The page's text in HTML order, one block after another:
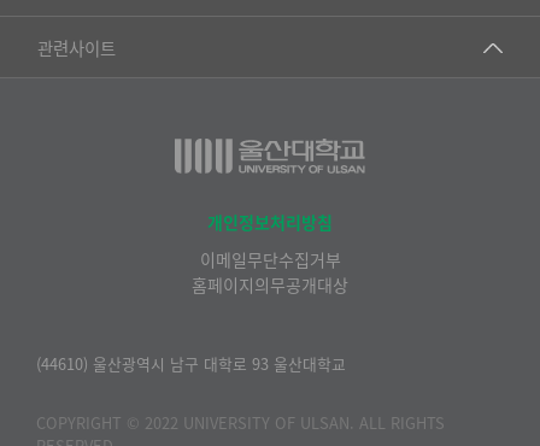
▷일본어·일본학과
▷프랑스어·프랑스학과
▷사회과학부
ㆍ경제학전공
공학교육혁신센터
물리BK 미래혁신응집물질물리인재교육연구단
반구대암각화유적보존연구소
관련사이트
건강가정지원센터
교수협의회
온라인 기술거래 플랫폼
울산대학교 총동문회
개인정보처리방침
이메일무단수집거부
홈페이지의무공개대상
(44610) 울산광역시 남구 대학로 93 울산대학교
COPYRIGHT © 2022 UNIVERSITY OF ULSAN. ALL RIGHTS